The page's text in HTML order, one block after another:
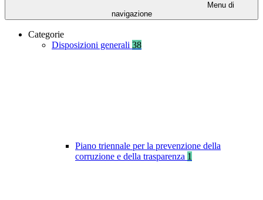
Menu di
navigazione
Categorie
Disposizioni generali 38
Piano triennale per la prevenzione della
corruzione e della trasparenza 1